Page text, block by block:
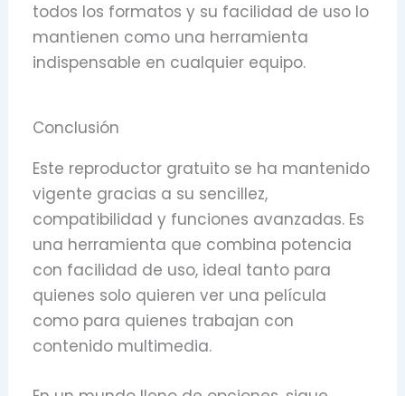
todos los formatos y su facilidad de uso lo
mantienen como una herramienta
indispensable en cualquier equipo.
Conclusión
Este reproductor gratuito se ha mantenido
vigente gracias a su sencillez,
compatibilidad y funciones avanzadas. Es
una herramienta que combina potencia
con facilidad de uso, ideal tanto para
quienes solo quieren ver una película
como para quienes trabajan con
contenido multimedia.